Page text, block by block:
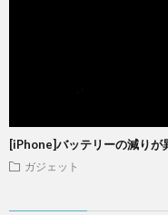
[iPhone]バッテリーの減りが
ガジェット